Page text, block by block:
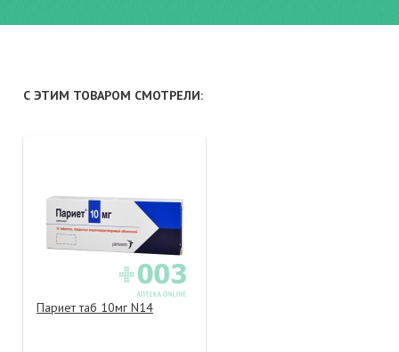
С ЭТИМ ТОВАРОМ СМОТРЕЛИ:
Париет таб 10мг N14